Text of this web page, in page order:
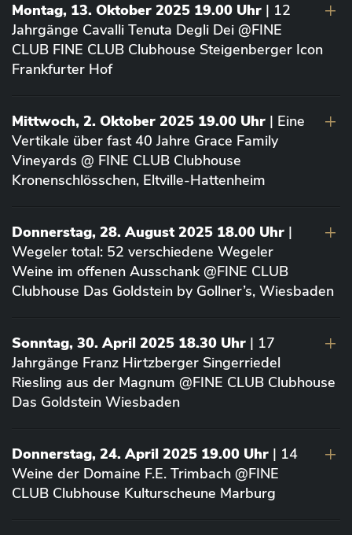
Montag, 13. Oktober 2025 19.00 Uhr | 12
Jahrgänge Cavalli Tenuta Degli Dei @FINE
CLUB FINE CLUB Clubhouse Steigenberger Icon
Frankfurter Hof
Mittwoch, 2. Oktober 2025 19.00 Uhr | Eine
Vertikale über fast 40 Jahre Grace Family
Vineyards @ FINE CLUB Clubhouse
Kronenschlösschen, Eltville-Hattenheim
Donnerstag, 28. August 2025 18.00 Uhr |
Wegeler total: 52 verschiedene Wegeler
Weine im offenen Ausschank @FINE CLUB
Clubhouse Das Goldstein by Gollner’s, Wiesbaden
Sonntag, 30. April 2025 18.30 Uhr | 17
Jahrgänge Franz Hirtzberger Singerriedel
Riesling aus der Magnum @FINE CLUB Clubhouse
Das Goldstein Wiesbaden
Donnerstag, 24. April 2025 19.00 Uhr | 14
Weine der Domaine F.E. Trimbach @FINE
CLUB Clubhouse Kulturscheune Marburg